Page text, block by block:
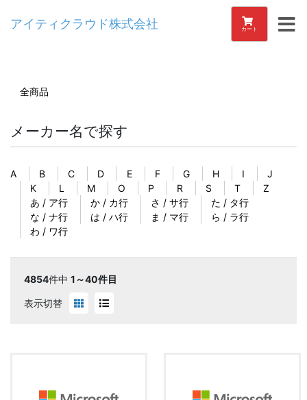
アイティクラウド株式会社 カート
全商品
メーカー名で探す
A B C D E F G H I
J
K
L M O P R S T
Z
あ / ア行
か / カ行 さ / サ行
た / タ行
な / ナ行
は / ハ行 ま / マ行
ら / ラ行
わ / ワ行
4854件中 1～40件目
表示切替